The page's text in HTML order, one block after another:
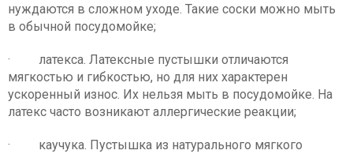
нуждаются в сложном уходе. Такие соски можно мыть
в обычной посудомойке;
· латекса. Латексные пустышки отличаются
мягкостью и гибкостью, но для них характерен
ускоренный износ. Их нельзя мыть в посудомойке. На
латекс часто возникают аллергические реакции;
· каучука. Пустышка из натурального мягкого